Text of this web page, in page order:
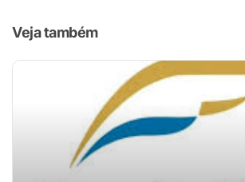
Veja também